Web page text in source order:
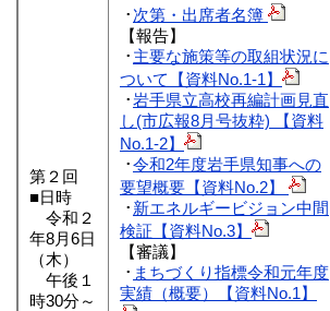
第２回
■日時
令和２
年8月6日
（木）
午後１
時30分～
･ 次第・出席者名簿
【報告】
･ 主要な施策等の取組状況に
ついて【資料No.1-1】
･岩手県立高校再編計画見直
し(市広報8月号抜粋) 【資料
No.1-2】
･令和2年度岩手県知事への
要望概要【資料No.2】
･ 新エネルギービジョン中間
検証【資料No.3】
【審議】
･ まちづくり指標令和元年度
実績（概要）【資料No.1】